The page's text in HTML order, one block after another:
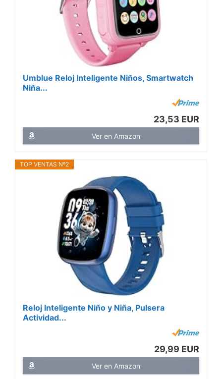
Umblue Reloj Inteligente Niños, Smartwatch
Niña...
23,53 EUR
Ver en Amazon
TOP VENTAS Nº2
Reloj Inteligente Niño y Niña, Pulsera
Actividad...
29,99 EUR
Ver en Amazon